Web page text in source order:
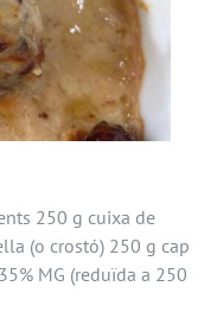
250 g cuixa de
(o crostó) 250 g cap
MG (reduïda a 250